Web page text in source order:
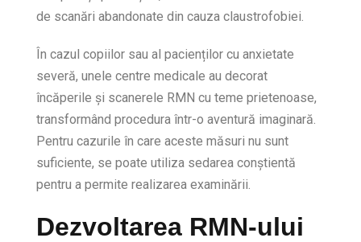
de scanări abandonate din cauza claustrofobiei.
În cazul copiilor sau al pacienților cu anxietate
severă, unele centre medicale au decorat
încăperile și scanerele RMN cu teme prietenoase,
transformând procedura într-o aventură imaginară.
Pentru cazurile în care aceste măsuri nu sunt
suficiente, se poate utiliza sedarea conștientă
pentru a permite realizarea examinării.
Dezvoltarea RMN-ului